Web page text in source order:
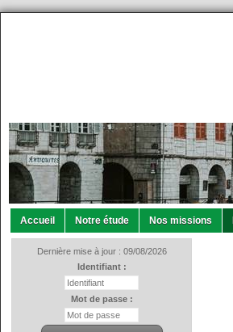
Accueil Notre étude Nos missions
Dernière mise à jour : 09/08/2026
Identifiant :
Mot de passe :